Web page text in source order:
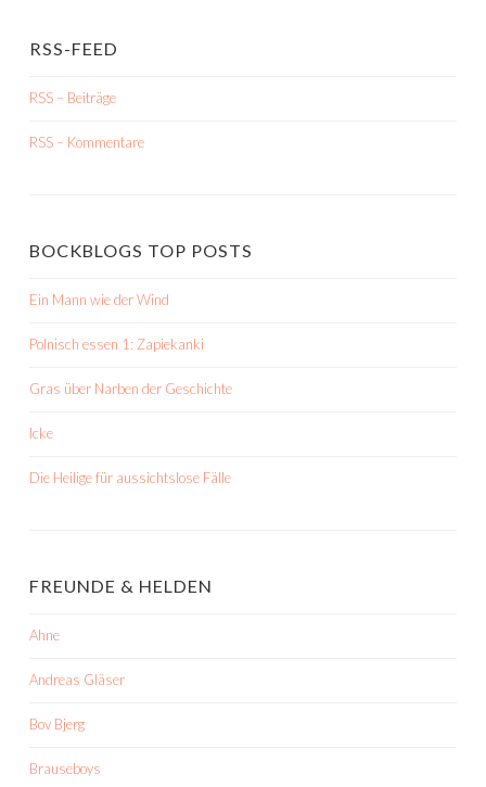
RSS-FEED
RSS – Beiträge
RSS – Kommentare
BOCKBLOGS TOP POSTS
Ein Mann wie der Wind
Polnisch essen 1: Zapiekanki
Gras über Narben der Geschichte
Icke
Die Heilige für aussichtslose Fälle
FREUNDE & HELDEN
Ahne
Andreas Gläser
Bov Bjerg
Brauseboys